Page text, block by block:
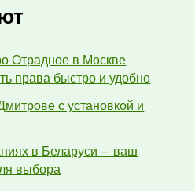
Отрадное в Москве
права быстро и удобно
с установкой и
в Беларуси — ваш
выбора